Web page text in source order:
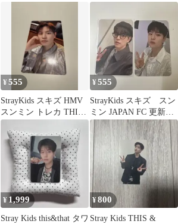
ver
¥555
StrayKids スキズ HMV
スンミン トレカ THIS
& THAT
¥555
StrayKids スキズ スン
ミン JAPAN FC 更新特
典 継続特典 2枚
¥ 1,999
Stray Kids this&that タワ
¥800
Stray Kids THIS &